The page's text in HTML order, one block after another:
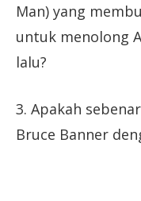
Man) yang
untuk menolong
lalu?
3. Apakah
Bruce Banner